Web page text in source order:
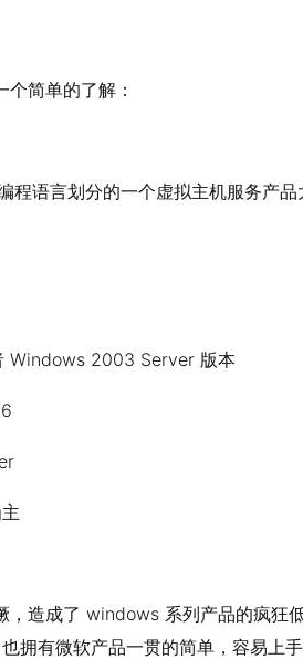
简单的了解：
程语言划分的一个虚拟主机服务产
Windows 2003 Server 版本
，造成了 windows 系列产品的疯狂
拥有微软产品一贯的简单，容易上